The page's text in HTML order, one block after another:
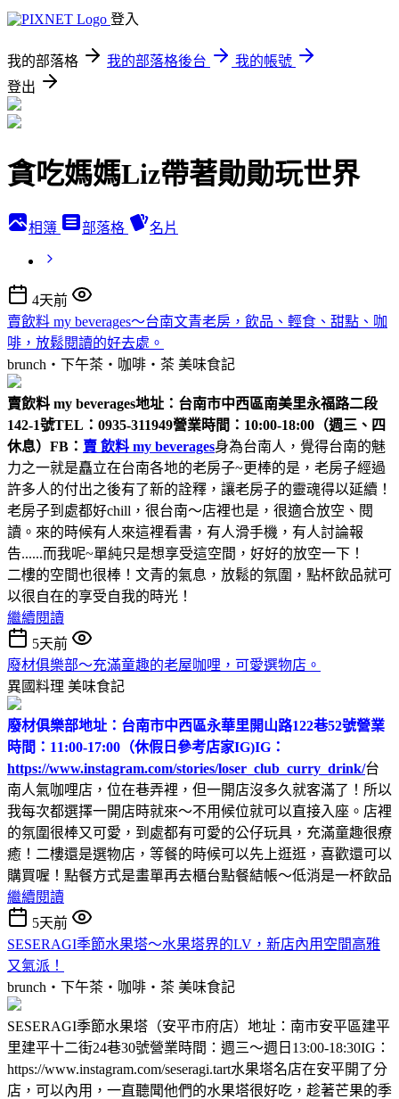
登入
我的部落格 我的部落格後台
我的帳號
登出
貪吃媽媽Liz帶著勛勛玩世界
相簿 部落格 名片
4天前
賣飲料 my beverages～台南文青老房，飲品、輕食、甜點、咖
啡，放鬆閱讀的好去處。
brunch‧下午茶‧咖啡‧茶 美味食記
賣飲料 my beverages地址：台南市中西區南美里永福路二段
142-1號TEL：0935-311949營業時間：10:00-18:00（週三、四
休息） FB： 賣 飲料 my beverages身為台南人，覺得台南的魅
力之一就是矗立在台南各地的老房子~更棒的是，老房子經過
許多人的付出之後有了新的詮釋，讓老房子的靈魂得以延續！
老房子到處都好chill，很台南～店裡也是，很適合放空、閱
讀。來的時候有人來這裡看書，有人滑手機，有人討論報
告......而我呢~單純只是想享受這空間，好好的放空一下！
二樓的空間也很棒！文青的氣息，放鬆的氛圍，點杯飲品就可
以很自在的享受自我的時光！
繼續閱讀
5天前
廢材俱樂部～充滿童趣的老屋咖哩，可愛選物店。
異國料理 美味食記
廢材俱樂部地址：台南市中西區永華里開山路122巷52號營業
時間：11:00-17:00（休假日參考店家IG)IG：
https://www.instagram.com/stories/loser_club_curry_drink/台
南人氣咖哩店，位在巷弄裡，但一開店沒多久就客滿了！所以
我每次都選擇一開店時就來～不用候位就可以直接入座。店裡
的氛圍很棒又可愛，到處都有可愛的公仔玩具，充滿童趣很療
癒！二樓還是選物店，等餐的時候可以先上逛逛，喜歡還可以
購買喔！點餐方式是畫單再去櫃台點餐結帳～低消是一杯飲品
繼續閱讀
5天前
SESERAGI季節水果塔～水果塔界的LV，新店內用空間高雅
又氣派！
brunch‧下午茶‧咖啡‧茶 美味食記
SESERAGI季節水果塔（安平市府店）地址：南市安平區建平
里建平十二街24巷30號營業時間：週三～週日13:00-18:30IG：
https://www.instagram.com/seseragi.tart水果塔名店在安平開了分
店，可以內用，一直聽聞他們的水果塔很好吃，趁著芒果的季